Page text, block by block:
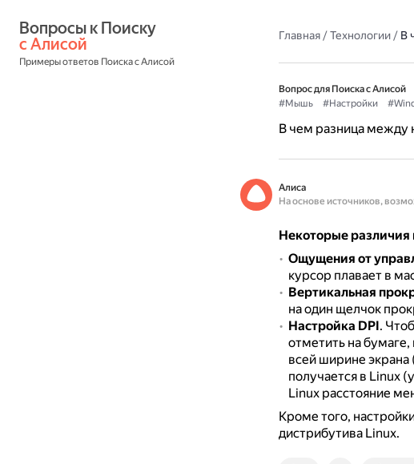
с Алисой
Примеры ответов Поиска с Алисой
Главная/Технологии/ В
Вопрос для Поиска с Алисой
#Мышь
#Настройки
В чем разница между
Алиса
На основе источников,
Некоторые
Ощущения от
курсор плавает в
Вертикальная
на один щелчок
Настройка DPI.
отметить на
всей ширине
получается в Linux
Linux расстояние
Кроме того,
дистрибутива Linux.